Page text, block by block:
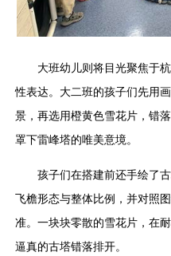
大班幼儿则将目光聚焦于
性表达。大二班的孩子们先用
景，再选用橙黄色雪花片，错
罩下雷峰塔的唯美意境。
孩子们在搭建前还手绘了
飞檐形态与整体比例，并对照
准。一块块零散的雪花片，在
逼真的古塔错落排开。